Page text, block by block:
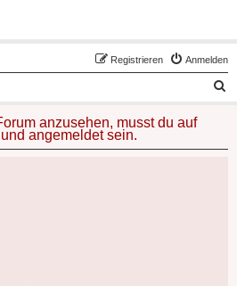
Anmelden
Registrieren
h
anzusehen, musst du auf
angemeldet sein.